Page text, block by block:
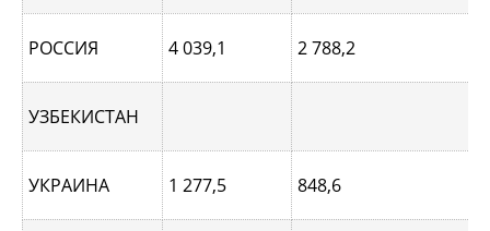
РОССИЯ 4 039,1 2 788,2
УЗБЕКИСТАН
УКРАИНА 1 277,5 848,6